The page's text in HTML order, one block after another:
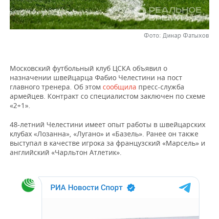
НЕФТЕХИМИЯ
НЕФТЬ
ЭНЕРГЕТИКА
РОЗНИЧНАЯ ТОРГОВЛЯ
НОВОСТИ ТЕХНОЛОГИЙ
ТЕЛЕКОММУНИКАЦИИ
МЕРОПРИЯТИЯ
ВЫЕЗДНАЯ РЕДАКЦИЯ
БИЗНЕС-БРАНЧИ
ONLINE-КОНФЕРЕНЦИИ
ОТКРЫТАЯ ЛЕКЦИЯ
НОВОСТИ СПОРТА
ФУТБОЛ
ХОККЕЙ
БАСКЕТБОЛ
ВОЛЕЙБОЛ
КИБЕРСПОРТ
ОБЩЕСТВО
НОВОСТИ ОБЩЕСТВА
ВЛАСТЬ
ИНФРАСТРУКТУРА
ИСТОРИЯ
КУЛЬТУРА
ФОТОГАЛЕРЕЯ
СЮЖЕТЫ
СПРАВОЧНИК
СПИСОК ПЕРСОН
СПИСОК КОМПАНИЙ
ПОЛНАЯ ВЕРСИЯ
Фото: Динар Фатыхов
Московский футбольный клуб ЦСКА объявил о
назначении швейцарца Фабио Челестини на пост
главного тренера. Об этом сообщила пресс-служба
армейцев. Контракт со специалистом заключен по схеме
«2+1».
48-летний Челестини имеет опыт работы в швейцарских
клубах «Лозанна», «Лугано» и «Базель». Ранее он также
выступал в качестве игрока за французский «Марсель» и
английский «Чарльтон Атлетик».